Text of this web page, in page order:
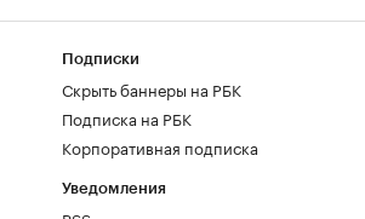
Подписки
Скрыть баннеры на РБК
Подписка на РБК
Корпоративная подписка
Уведомления